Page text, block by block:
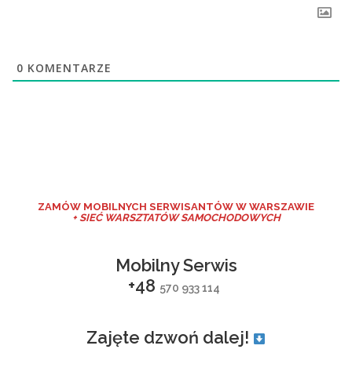
0 KOMENTARZE
ZAMÓW MOBILNYCH SERWISANTÓW W WARSZAWIE
+ SIEĆ WARSZTATÓW SAMOCHODOWYCH
Mobilny Serwis
+48 570 933 114
Zajęte dzwoń dalej!